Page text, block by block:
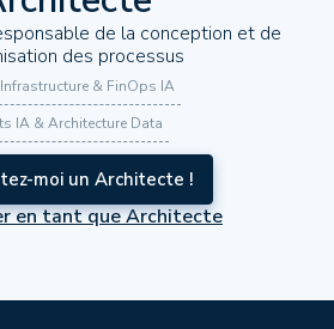
de la conception et de
des processus
& FinOps IA
IA & Architecture Data
moi un Architecte !
en tant que Architecte